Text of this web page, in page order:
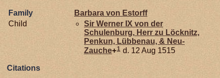
Family Barbara von Estorff
Child
Sir Werner IX von der
Schulenburg, Herr zu Löcknitz,
Penkun, Lübbenau, & Neu-
Zauche+1 d. 12 Aug 1515
Citations